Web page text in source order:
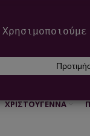
ΧΡΙΣΤΟΎΓΕΝΝΑ